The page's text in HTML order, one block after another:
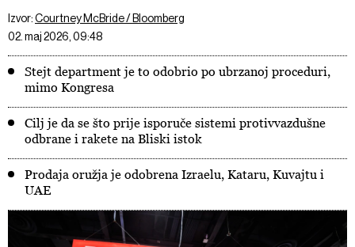
Izvor:Courtney McBride / Bloomberg
02. maj 2026, 09:48
Stejt department je to odobrio po ubrzanoj proceduri,
mimo Kongresa
Cilj je da se što prije isporuče sistemi protivvazdušne
odbrane i rakete na Bliski istok
Prodaja oružja je odobrena Izraelu, Kataru, Kuvajtu i
UAE